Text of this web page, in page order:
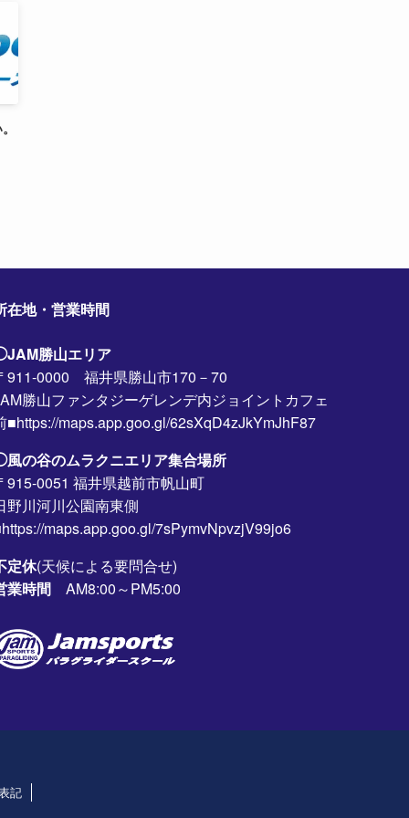
在地・営業時間
勝山エリア
911-0000 福井県勝山市170－70
勝山ファンタジーゲレンデ内ジョイントカフェ
■https://maps.app.goo.gl/62sXqD4zJkYmJhF87
の谷のムラクニエリア集合場所
915-0051 福井県越前市帆山町
野川河川公園南東側
maps.app.goo.gl/7sPymvNpvzjV99jo6
定休(天候による要問合せ)
業時間 AM8:00～PM5:00
記